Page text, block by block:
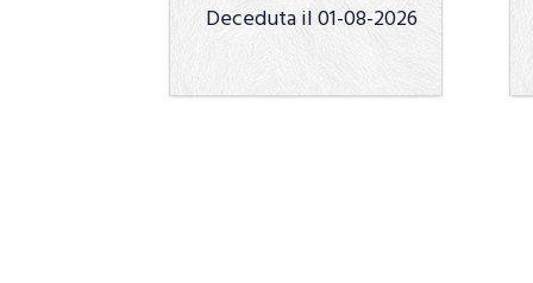
Deceduta il 01-08-2026